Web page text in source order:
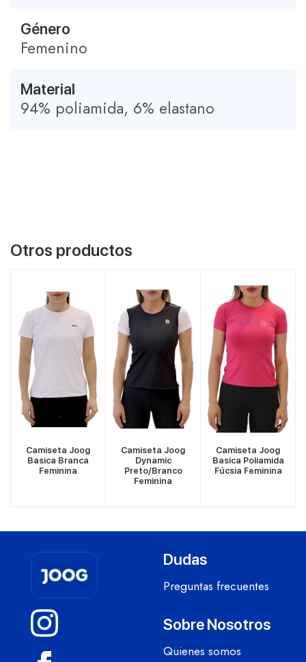
Género
Femenino
Material
94% poliamida, 6% elastano
Otros productos
Camiseta Joog
Basica Branca
Feminina
VER MÁS
Camiseta Joog
Dynamic
Preto/Branco
Feminina
VER MÁS
Camiseta Joog
Basica Poliamida
Fúcsia Feminina
Dudas
Preguntas frecuentes
Sobre Nosotros
Quienes somos